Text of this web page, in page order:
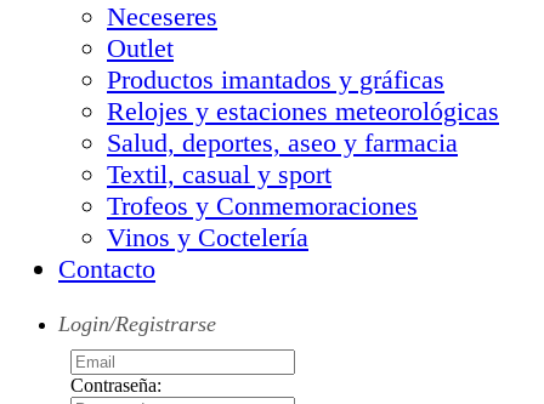
Neceseres
Outlet
Productos imantados y gráficas
Relojes y estaciones meteorológicas
Salud, deportes, aseo y farmacia
Textil, casual y sport
Trofeos y Conmemoraciones
Vinos y Coctelería
Contacto
Login/Registrarse
Contraseña: